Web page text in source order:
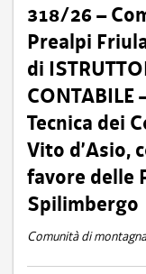
318/26 –
Prealpi
di
CONTABILE
Tecnica dei
Vito d’Asio,
favore delle
Spilimbergo
Comunità di